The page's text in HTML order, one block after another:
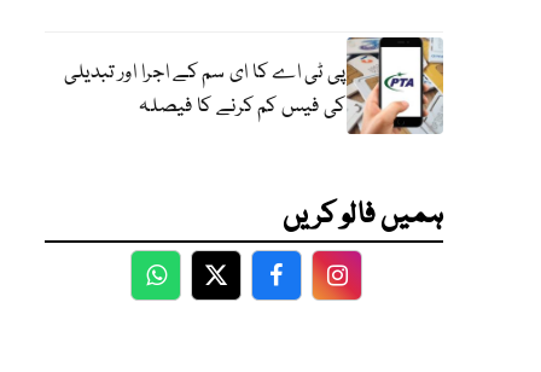
پی ٹی اے کا ای سم کے اجرا اور تبدیلی
کی فیس کم کرنے کا فیصلہ
ہمیں فالو کریں
WhatsApp
TwitterFacebookFacebook